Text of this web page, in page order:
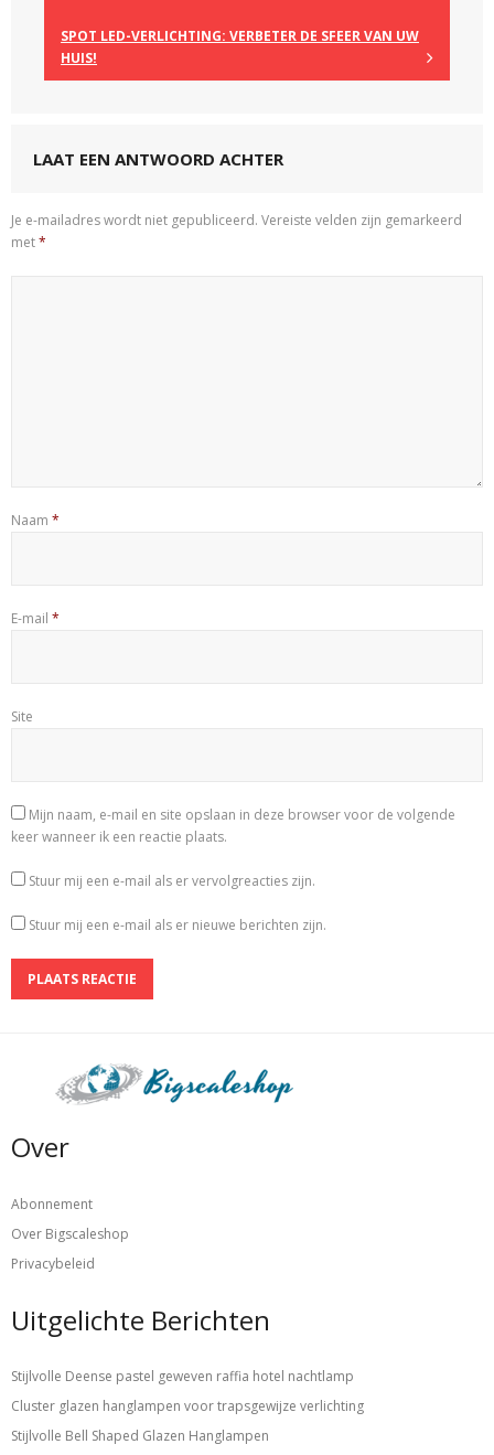
SPOT LED-VERLICHTING: VERBETER DE SFEER VAN UW
HUIS!
LAAT EEN ANTWOORD ACHTER
Je e-mailadres wordt niet gepubliceerd. Vereiste velden zijn gemarkeerd
met*
Naam *
E-mail *
Site
Mijn naam, e-mail en site opslaan in deze browser voor de volgende
keer wanneer ik een reactie plaats.
Stuur mij een e-mail als er vervolgreacties zijn.
Stuur mij een e-mail als er nieuwe berichten zijn.
Over
Abonnement
Over Bigscaleshop
Privacybeleid
Uitgelichte Berichten
Stijlvolle Deense pastel geweven raffia hotel nachtlamp
Cluster glazen hanglampen voor trapsgewijze verlichting
Stijlvolle Bell Shaped Glazen Hanglampen